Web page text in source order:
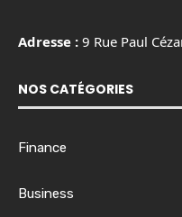
Adresse : 9 Rue Paul
NOS CATÉGORIES
Finance
Business